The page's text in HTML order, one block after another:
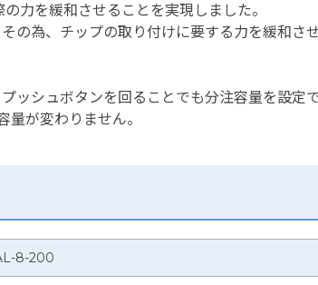
力を緩和させることを実現しました。
の為、チップの取り付けに要する力を緩和さ
ッシュボタンを回ることでも分注容量を設定
が変わりません。
8-200